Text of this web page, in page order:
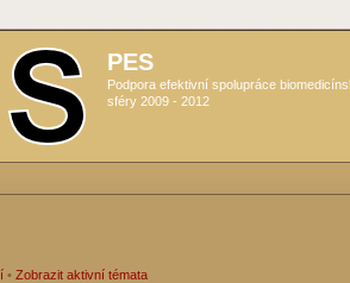
PES
Podpora efektivní spolupráce
sféry 2009 - 2012
• Zobrazit aktivní témata